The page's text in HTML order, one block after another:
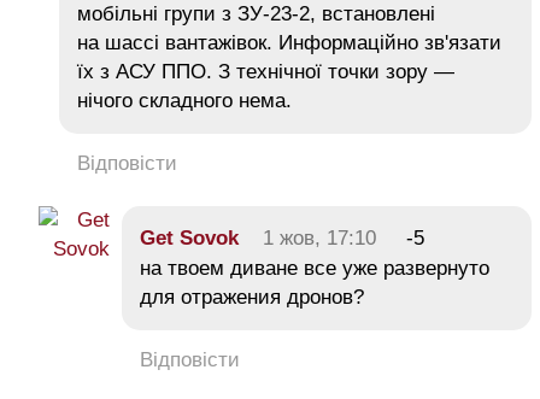
мобільні групи з ЗУ-23-2, встановлені
на шассі вантажівок. Информаційно зв'язати
їх з АСУ ППО. З технічної точки зору —
нічого складного нема.
Відповісти
Get Sovok 1 жов, 17:10
-5
на твоем диване все уже развернуто
для отражения дронов?
Відповісти